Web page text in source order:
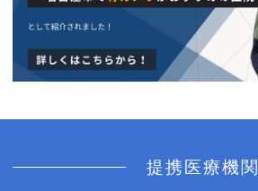
提携医療機関